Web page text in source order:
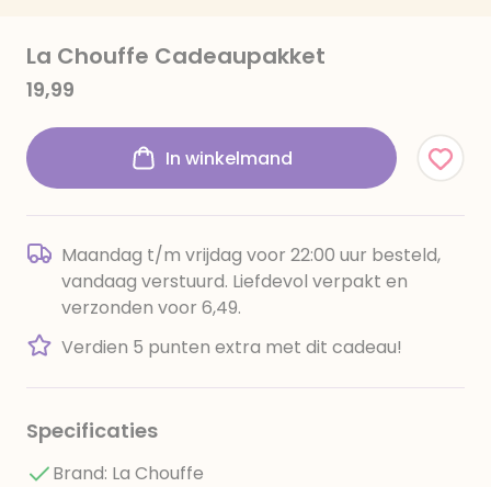
La Chouffe Cadeaupakket
19,99
In winkelmand
Maandag t/m vrijdag voor 22:00 uur besteld,
vandaag verstuurd. Liefdevol verpakt en
verzonden voor 6,49.
Verdien 5 punten extra met dit cadeau!
Specificaties
Brand: La Chouffe